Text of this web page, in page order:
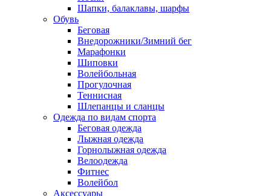
Шапки, балаклавы, шарфы
Обувь
Беговая
Внедорожники/Зимний бег
Марафонки
Шиповки
Волейбольная
Прогулочная
Теннисная
Шлепанцы и сланцы
Одежда по видам спорта
Беговая одежда
Лыжная одежда
Горнолыжная одежда
Велоодежда
Фитнес
Волейбол
Аксессуары